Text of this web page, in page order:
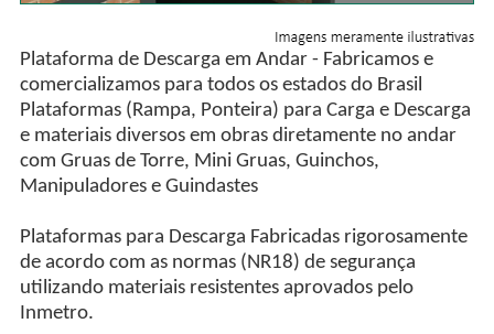
Plataforma de Descarga em Andar - Fabricamos e
comercializamos para todos os estados do Brasil
Plataformas (Rampa, Ponteira) para Carga e Descarga
e materiais diversos em obras diretamente no andar
com Gruas de Torre, Mini Gruas, Guinchos,
Manipuladores e Guindastes
Plataformas para Descarga Fabricadas rigorosamente
de acordo com as normas (NR18) de segurança
utilizando materiais resistentes aprovados pelo
Inmetro.